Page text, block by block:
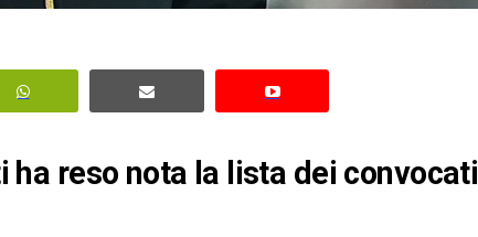
ha reso nota la lista dei convocati